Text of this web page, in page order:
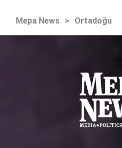
Mepa News > Ortadoğu